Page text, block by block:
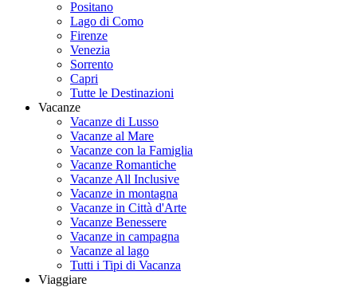
Positano
Lago di Como
Firenze
Venezia
Sorrento
Capri
Tutte le Destinazioni
Vacanze
Vacanze di Lusso
Vacanze al Mare
Vacanze con la Famiglia
Vacanze Romantiche
Vacanze All Inclusive
Vacanze in montagna
Vacanze in Città d'Arte
Vacanze Benessere
Vacanze in campagna
Vacanze al lago
Tutti i Tipi di Vacanza
Viaggiare